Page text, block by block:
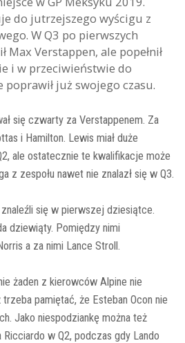
do jutrzejszego wyścigu z
W Q3 po pierwszych
Max Verstappen, ale popełnił
i w przeciwieństwie do
już swojego czasu.
się czwarty za Verstappenem. Za
i Hamilton. Lewis miał duże
ale ostatecznie te kwalifikacje może
z zespołu nawet nie znalazł się w Q3.
się w pierwszej dziesiątce.
dziewiąty. Pomiędzy nimi
a za nimi Lance Stroll.
żaden z kierowców Alpine nie
trzeba pamiętać, że Esteban Ocon nie
Jako niespodziankę można też
w Q2, podczas gdy Lando